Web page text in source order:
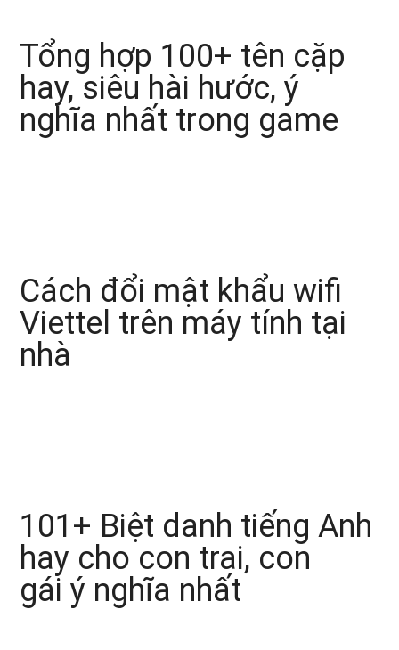
Tổng hợp 100+ tên cặp
hay, siêu hài hước, ý
nghĩa nhất trong game
Cách đổi mật khẩu wifi
Viettel trên máy tính tại
nhà
101+ Biệt danh tiếng Anh
hay cho con trai, con
gái ý nghĩa nhất